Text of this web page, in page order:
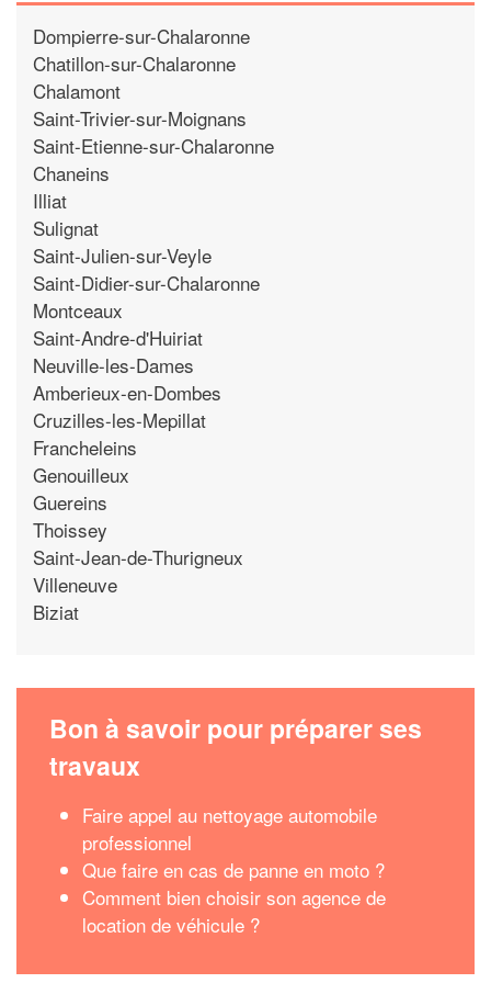
Dompierre-sur-Chalaronne
Chatillon-sur-Chalaronne
Chalamont
Saint-Trivier-sur-Moignans
Saint-Etienne-sur-Chalaronne
Chaneins
Illiat
Sulignat
Saint-Julien-sur-Veyle
Saint-Didier-sur-Chalaronne
Montceaux
Saint-Andre-d'Huiriat
Neuville-les-Dames
Amberieux-en-Dombes
Cruzilles-les-Mepillat
Francheleins
Genouilleux
Guereins
Thoissey
Saint-Jean-de-Thurigneux
Villeneuve
Biziat
Bon à savoir pour préparer ses
travaux
Faire appel au nettoyage automobile
professionnel
Que faire en cas de panne en moto ?
Comment bien choisir son agence de
location de véhicule ?